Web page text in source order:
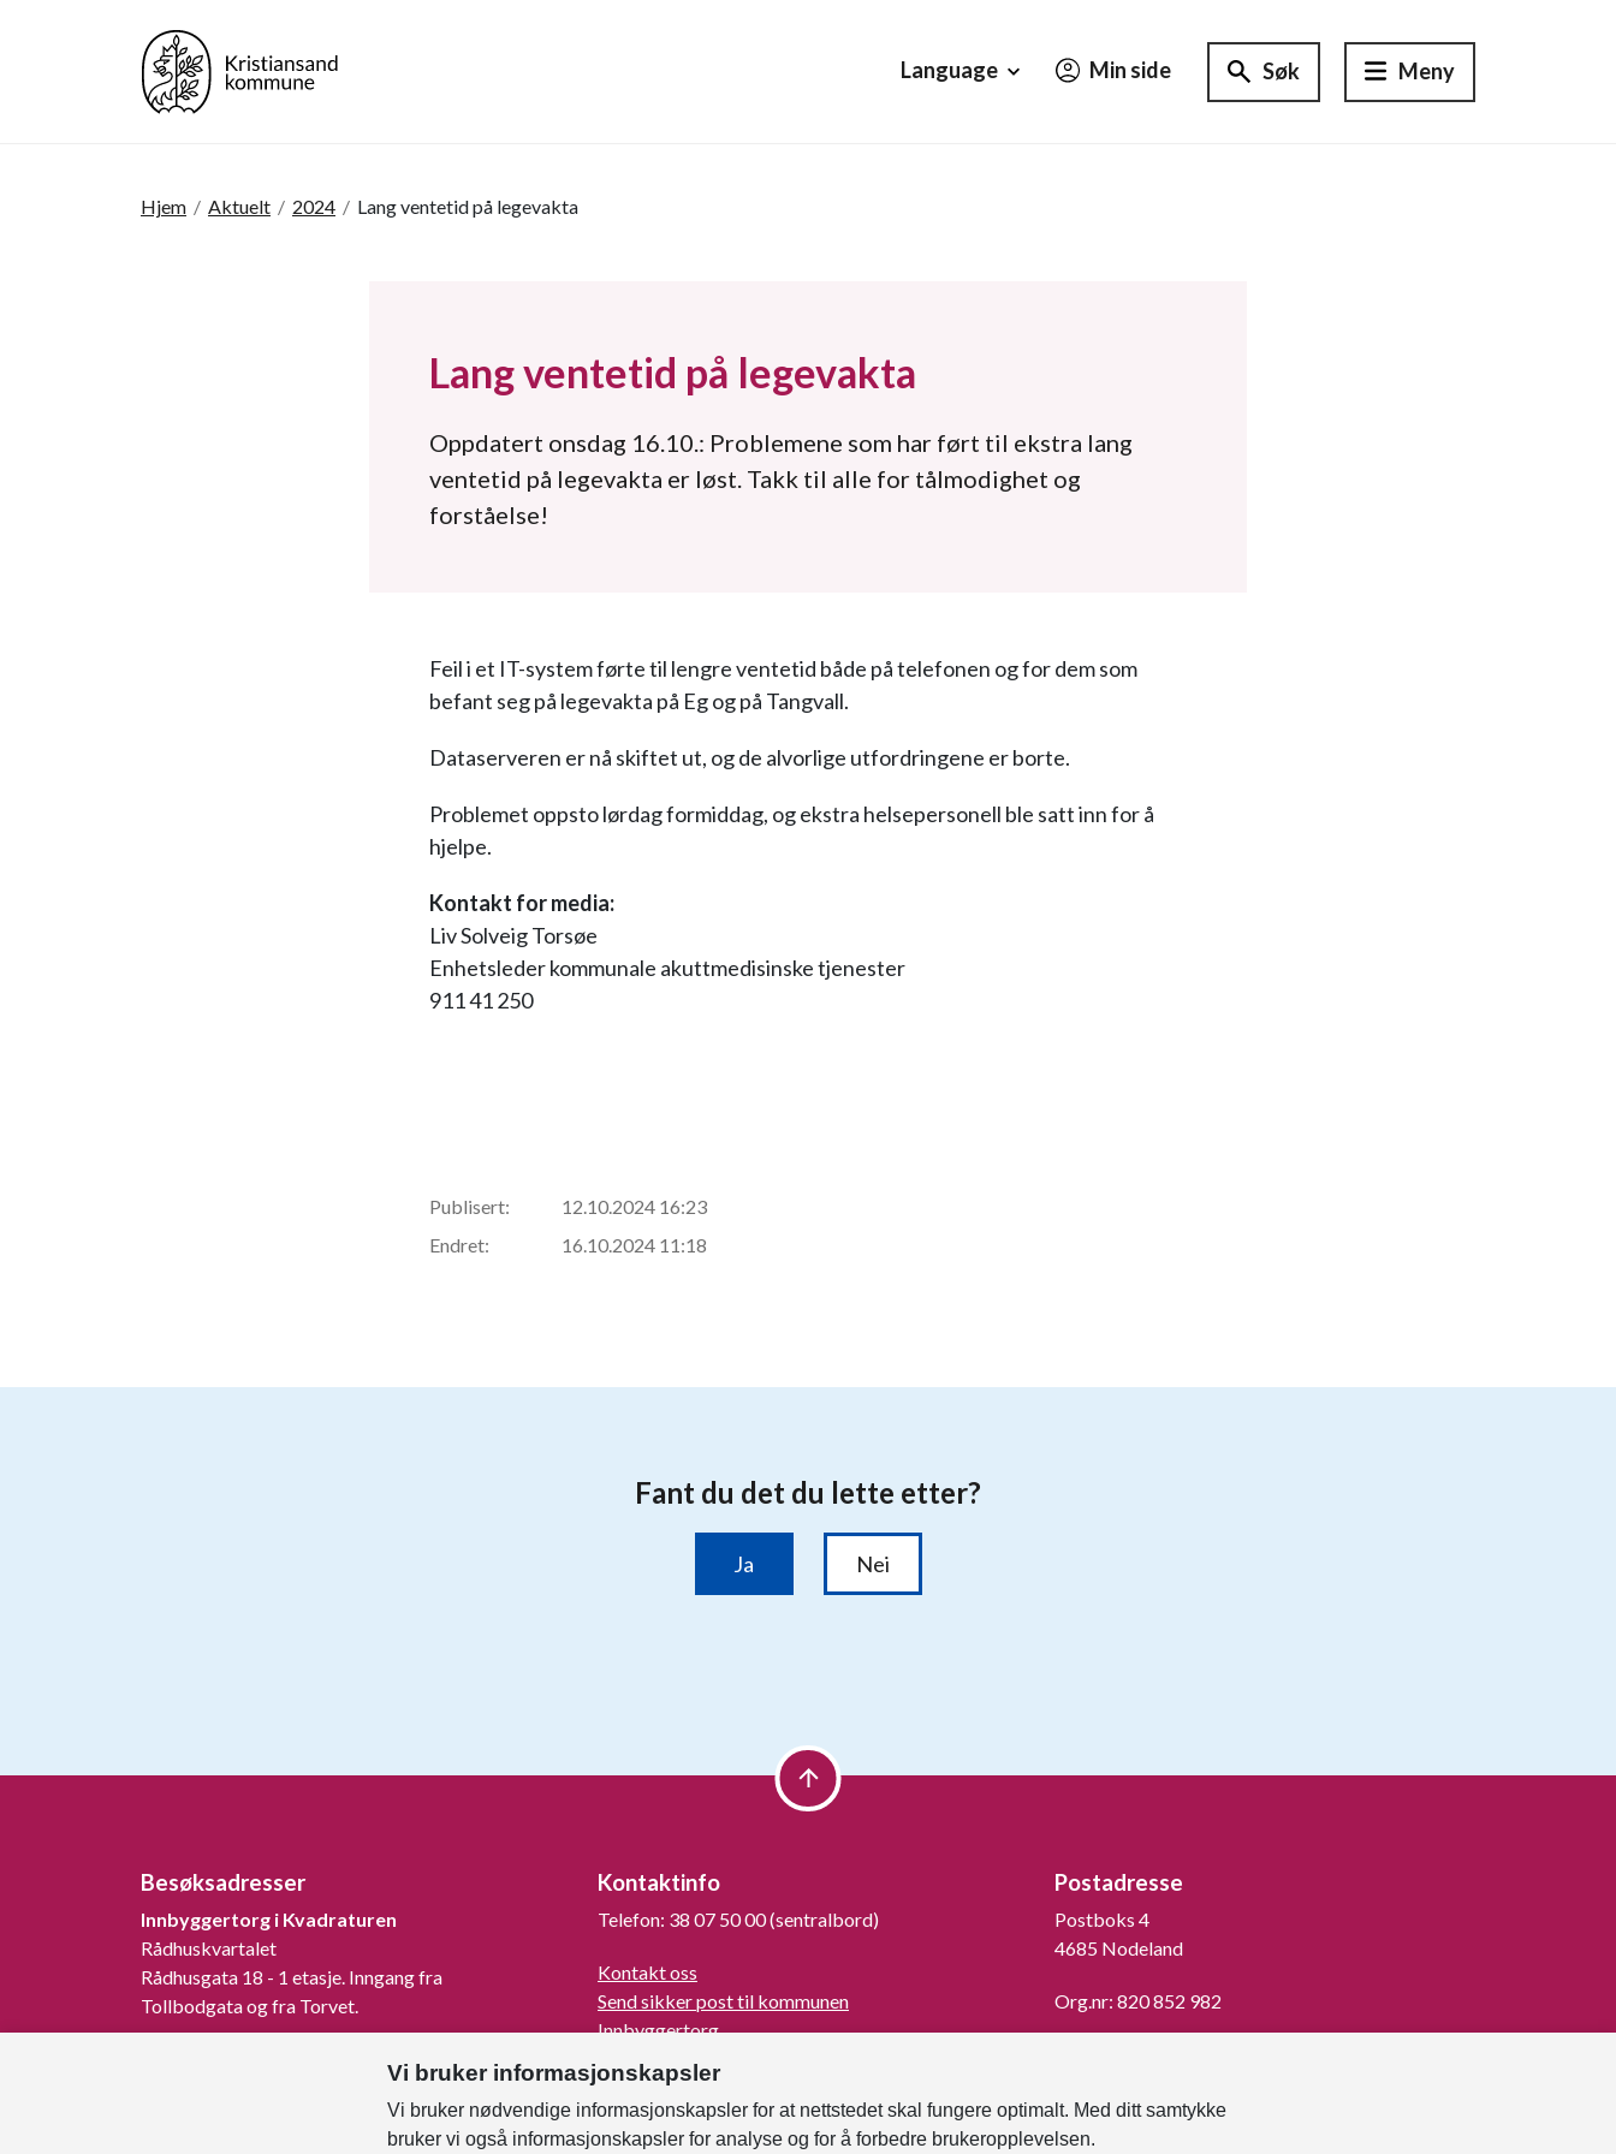
Language
Min side Søk Meny
Hjem / Aktuelt / 2024 / Lang ventetid på legevakta
Lang ventetid på legevakta
Oppdatert onsdag 16.10.: Problemene som har ført til ekstra lang
ventetid på legevakta er løst. Takk til alle for tålmodighet og
forståelse!
Feil i et IT-system førte til lengre ventetid både på telefonen og for dem som
befant seg på legevakta på Eg og på Tangvall.
Dataserveren er nå skiftet ut, og de alvorlige utfordringene er borte.
Problemet oppsto lørdag formiddag, og ekstra helsepersonell ble satt inn for å
hjelpe.
Kontakt for media:
Liv Solveig Torsøe
Enhetsleder kommunale akuttmedisinske tjenester
911 41 250
Publisert:
12.10.2024 16:23
Endret:
16.10.2024 11:18
Besøksadresser
Innbyggertorg i Kvadraturen
Rådhuskvartalet
Rådhusgata 18 - 1 etasje. Inngang fra
Tollbodgata og fra Torvet.
Kontaktinfo
Telefon: 38 07 50 00 (sentralbord)
Kontakt oss
Send sikker post til kommunen
Innbyggertorg
Turistinformasjon
For mediene
Kunngjøringer og høringer
Om Kristiansand
Postadresse
Postboks 4
4685 Nodeland
Org.nr: 820 852 982
Vi bruker informasjonskapsler
Vi bruker nødvendige informasjonskapsler for at nettstedet skal fungere optimalt. Med ditt samtykke
bruker vi også informasjonskapsler for analyse og for å forbedre brukeropplevelsen.